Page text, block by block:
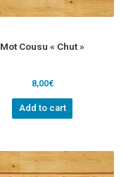
Mot Cousu « Chut »
8,00€
Add to cart